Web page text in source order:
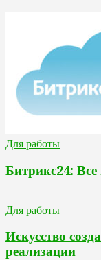
Для работы
Битрикс24: Все
Для работы
Искусство
реализации